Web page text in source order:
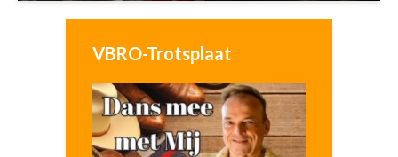
VBRO-Trotsplaat